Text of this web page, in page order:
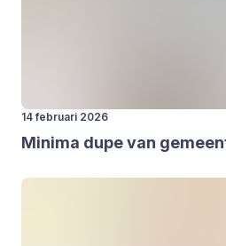
14 februari 2026
Mini­ma dupe van